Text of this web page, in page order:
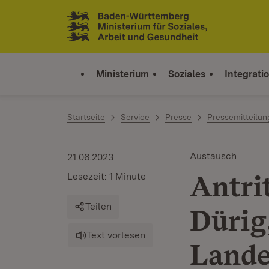
Zum Inhalt springen
Link zur Startseite
Ministerium Soziales
Startseite Service Presse
Austausch
21.06.2023
Lesezeit: 1 Minute
Teilen
Text vorlesen